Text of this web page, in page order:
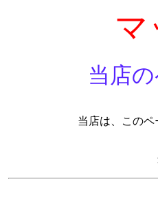
マ
当店
当店は、このペ